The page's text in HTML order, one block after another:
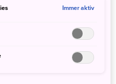
nur blaues Licht reflektiert:
dieses seltene
strahlenden
Immer aktiv